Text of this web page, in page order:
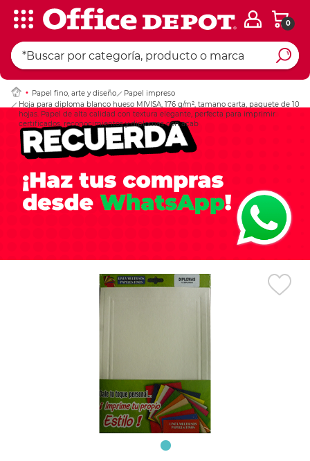
0
Papel fino, arte y diseño
Papel impreso
Hoja para diploma blanco hueso MIVISA, 176 g/m², tamano carta, paquete de 10
hojas. Papel de alta calidad con textura elegante, perfecta para imprimir
certificados, reconocimientos y diplomas con acab
Ingresar Codigo